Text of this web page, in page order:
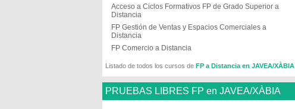
Acceso a Ciclos Formativos FP de Grado Superior a
Distancia
FP Gestión de Ventas y Espacios Comerciales a
Distancia
FP Comercio a Distancia
Listado de todos los cursos de FP a Distancia en JAVEA/XÀBIA
PRUEBAS LIBRES FP en JAVEA/XÀBIA